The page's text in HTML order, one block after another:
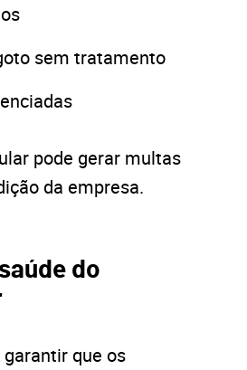
sem tratamento
pode gerar multas
da empresa.
do
que os